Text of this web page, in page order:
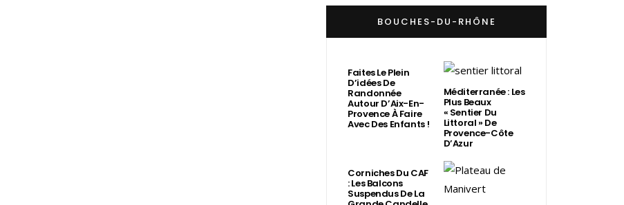
BOUCHES-DU-RHÔNE
Faites Le Plein
D’idées De
Randonnée
Autour D’Aix-En-
Provence À Faire
Avec Des Enfants !
Méditerranée : Les
Plus Beaux
« Sentier Du
Littoral » De
Provence-Côte
D’Azur
Corniches Du CAF
: Les Balcons
Suspendus De La